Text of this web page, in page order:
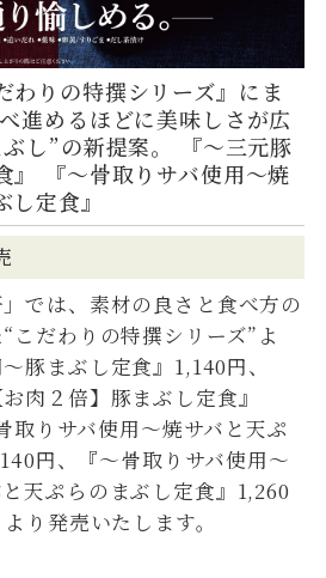
わりの特撰シリーズ』にま
進めるほどに美味しさが広
し”の新提案。 『～三元豚
』 『～骨取りサバ使用～焼
定食』
では、素材の良さと食べ方の
こだわりの特撰シリーズ”よ
豚まぶし定食』1,140円、
肉２倍】豚まぶし定食』
取りサバ使用～焼サバと天ぷ
円、『～骨取りサバ使用～
と天ぷらのまぶし定食』1,260
り発売いたします。